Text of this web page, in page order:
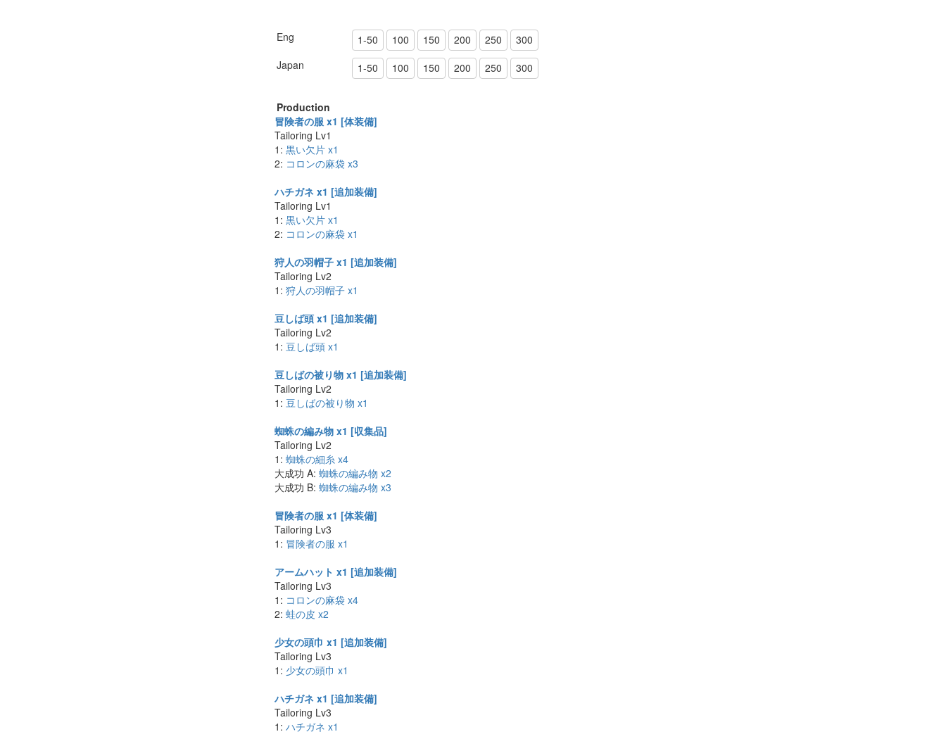
Eng 1-50 100 150 200 250
300
Japan
1-50 100 150 200 250 300
Production
冒険者の服 x1 [体装備]
Tailoring Lv1
1: 黒い欠片 x1
2: コロンの麻袋 x3
ハチガネ x1 [追加装備]
Tailoring Lv1
1: 黒い欠片 x1
2: コロンの麻袋 x1
狩人の羽帽子 x1 [追加装備]
Tailoring Lv2
1: 狩人の羽帽子 x1
豆しば頭 x1 [追加装備]
Tailoring Lv2
1: 豆しば頭 x1
豆しばの被り物 x1 [追加装備]
Tailoring Lv2
1: 豆しばの被り物 x1
蜘蛛の編み物 x1 [収集品]
Tailoring Lv2
1: 蜘蛛の細糸 x4
大成功 A: 蜘蛛の編み物 x2
大成功 B: 蜘蛛の編み物 x3
冒険者の服 x1 [体装備]
Tailoring Lv3
1: 冒険者の服 x1
アームハット x1 [追加装備]
Tailoring Lv3
1: コロンの麻袋 x4
2: 蛙の皮 x2
少女の頭巾 x1 [追加装備]
Tailoring Lv3
1: 少女の頭巾 x1
ハチガネ x1 [追加装備]
Tailoring Lv3
1: ハチガネ x1